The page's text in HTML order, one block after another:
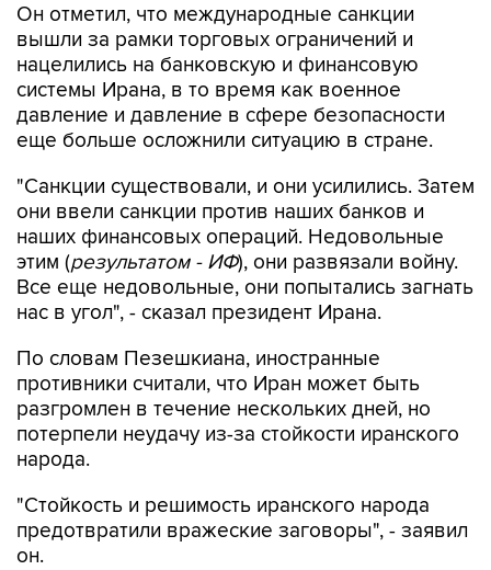
Он отметил, что международные санкции
вышли за рамки торговых ограничений и
нацелились на банковскую и финансовую
системы Ирана, в то время как военное
давление и давление в сфере безопасности
еще больше осложнили ситуацию в стране.
"Санкции существовали, и они усилились. Затем
они ввели санкции против наших банков и
наших финансовых операций. Недовольные
этим (результатом - ИФ), они развязали войну.
Все еще недовольные, они попытались загнать
нас в угол", - сказал президент Ирана.
По словам Пезешкиана, иностранные
противники считали, что Иран может быть
разгромлен в течение нескольких дней, но
потерпели неудачу из-за стойкости иранского
народа.
"Стойкость и решимость иранского народа
предотвратили вражеские заговоры", - заявил
он.